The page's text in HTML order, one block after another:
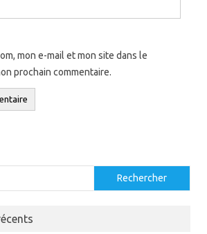
mon e-mail et mon site dans le
prochain commentaire.
Rechercher